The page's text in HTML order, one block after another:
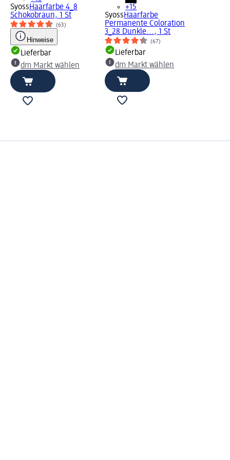
SyossHaarfarbe 4_8
Schokobraun, 1 St
(63)
Hinweise
Lieferbar
dm Markt wählen
+15
SyossHaarfarbe
Permanente Coloration
3_28 Dunkle..., 1 St
(67)
Lieferbar
dm Markt wählen